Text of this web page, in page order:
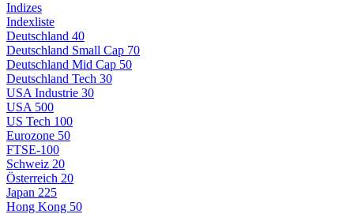
Indizes
Indexliste
Deutschland 40
Deutschland Small Cap 70
Deutschland Mid Cap 50
Deutschland Tech 30
USA Industrie 30
USA 500
US Tech 100
Eurozone 50
FTSE-100
Schweiz 20
Österreich 20
Japan 225
Hong Kong 50